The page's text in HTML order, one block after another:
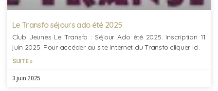
Le Transfo séjours ado été 2025
Club Jeunes Le Transfo : Séjour Ado été 2025. Inscription 11
juin 2025. Pour accéder au site internet du Transfo cliquer ici.
SUITE »
3 juin 2025